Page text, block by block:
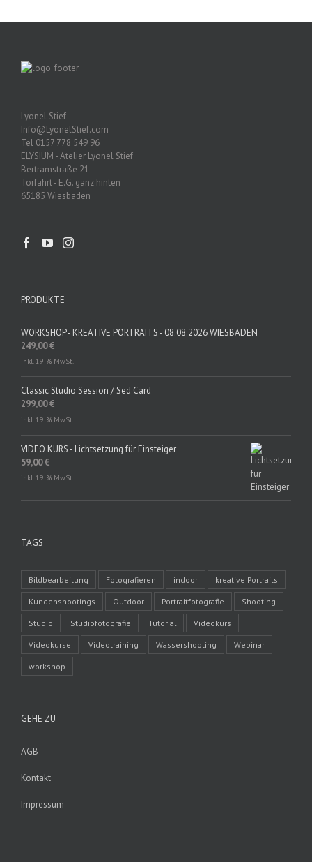
Lyonel Stief
Info@LyonelStief.com
Tel 0157 778 549 96
ELYSIUM - Atelier Lyonel Stief
Bertramstraße 21
Torfahrt - E.G. ganz hinten
65185 Wiesbaden
PRODUKTE
WORKSHOP - KREATIVE PORTRAITS - 08.08.2026 WIESBADEN
249,00€
inkl. 19 % MwSt.
Classic Studio Session / Sed Card
299,00€
inkl. 19 % MwSt.
VIDEO KURS - Lichtsetzung für Einsteiger
59,00€
inkl. 19 % MwSt.
TAGS
Bildbearbeitung Fotografieren indoor kreative Portraits
Kundenshootings Outdoor Portraitfotografie Shooting
Studio Studiofotografie Tutorial Videokurs
Videokurse Videotraining Wassershooting Webinar
workshop
GEHE ZU
AGB
Kontakt
Impressum